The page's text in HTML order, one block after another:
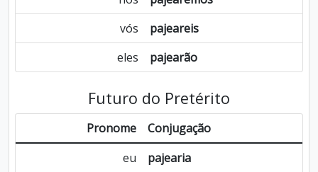
vós
pajeareis
eles
pajearão
Futuro do Pretérito
Pronome
Conjugação
eu
pajearia